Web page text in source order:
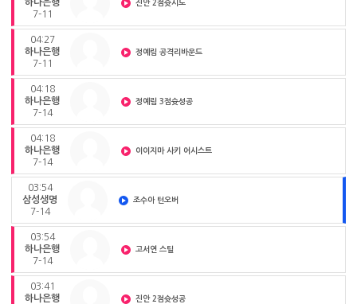
하나은행
7-11
진안 2점슛시도
04:27
하나은행
7-11
정예림 공격리바운드
04:18
하나은행
7-14
정예림 3점슛성공
04:18
하나은행
7-14
이이지마 사키 어시스트
03:54
삼성생명
7-14
조수아 턴오버
03:54
하나은행
7-14
고서연 스틸
03:41
하나은행
진안 2점슛성공